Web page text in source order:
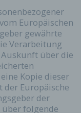
Europäischen
gewährte
Verarbeitung
über die
Kopie dieser
der Europäische
der
folgende
Aufruf der
oder ein
von
Diese
werden in
Erfasst
Browsertypen
System
Internetseite,
auf unsere
(4) die